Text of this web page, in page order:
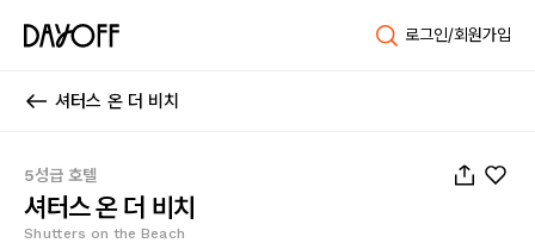
로그인/회원가입
셔터스 온 더 비치
5성급 호텔
셔터스 온 더 비치
Shutters on the Beach